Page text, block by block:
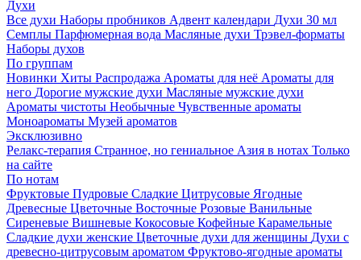
Духи
Все духи Наборы пробников Адвент календари Духи 30 мл
Семплы Парфюмерная вода Масляные духи Трэвел-форматы
Наборы духов
По группам
Новинки Хиты Распродажа Ароматы для неё Ароматы для
него Дорогие мужские духи Масляные мужские духи
Ароматы чистоты Необычные Чувственные ароматы
Моноароматы Музей ароматов
Эксклюзивно
Релакс-терапия Странное, но гениальное Азия в нотах Только
на сайте
По нотам
Фруктовые Пудровые Сладкие Цитрусовые Ягодные
Древесные Цветочные Восточные Розовые Ванильные
Сиреневые Вишневые Кокосовые Кофейные Карамельные
Сладкие духи женские Цветочные духи для женщины Духи с
древесно-цитрусовым ароматом Фруктово-ягодные ароматы